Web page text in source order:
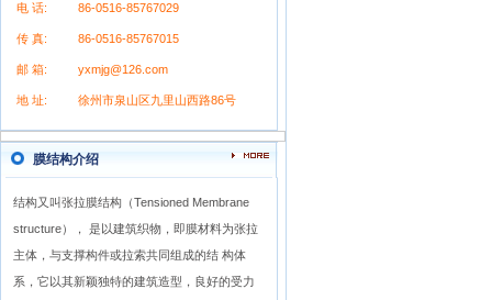
电 话: 86-0516-85767029
传 真: 86-0516-85767015
邮 箱: yxmjg@126.com
地 址: 徐州市泉山区九里山西路86号
膜结构介绍
结构又叫张拉膜结构（Tensioned Membrane
structure）， 是以建筑织物，即膜材料为张拉
主体，与支撑构件或拉索共同组成的结 构体
系，它以其新颖独特的建筑造型，良好的受力